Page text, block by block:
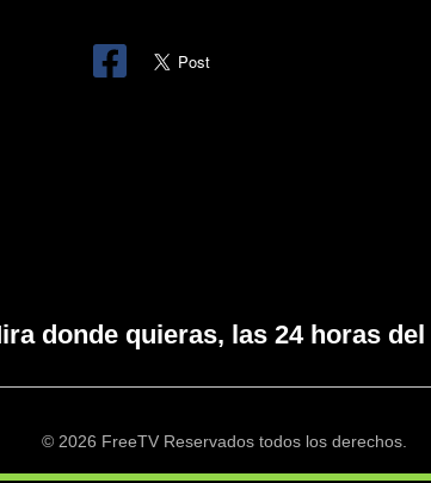
donde quieras, las 24 horas del
© 2026 FreeTV Reservados todos los derechos.